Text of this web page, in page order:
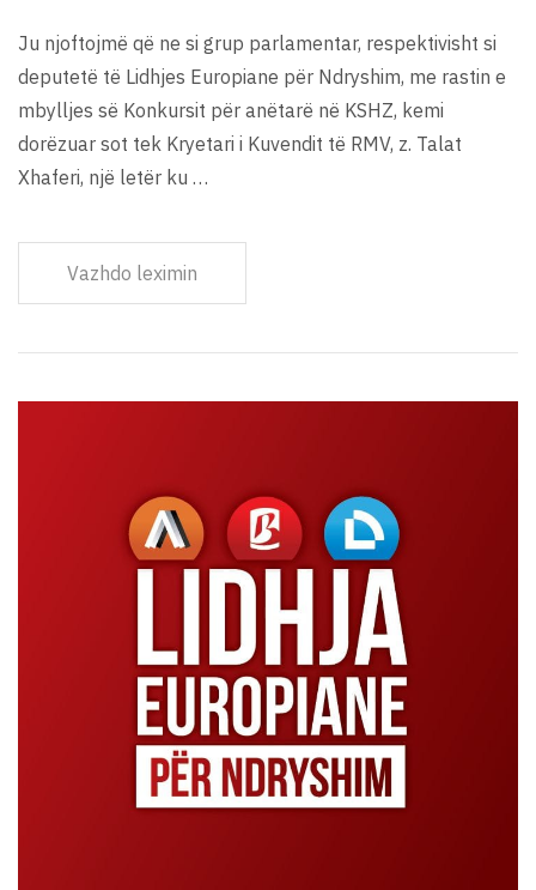
Ju njoftojmë që ne si grup parlamentar, respektivisht si
deputetë të Lidhjes Europiane për Ndryshim, me rastin e
mbylljes së Konkursit për anëtarë në KSHZ, kemi
dorëzuar sot tek Kryetari i Kuvendit të RMV, z. Talat
Xhaferi, një letër ku …
Vazhdo leximin